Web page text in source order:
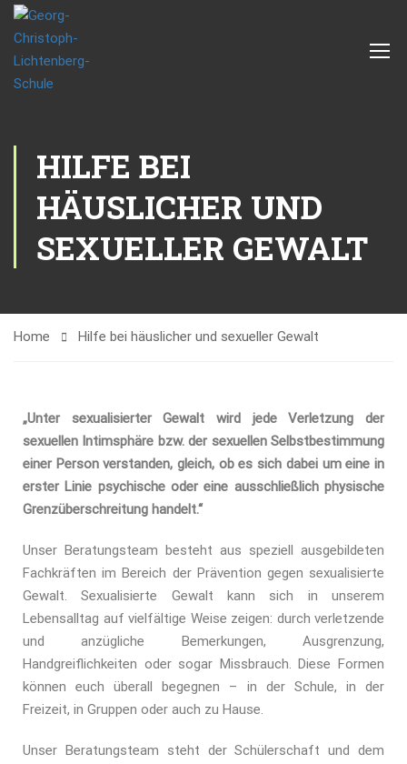
HILFE BEI
HÄUSLICHER UND
SEXUELLER GEWALT
Home Hilfe bei häuslicher und sexueller Gewalt
„Unter sexualisierter Gewalt wird jede Verletzung der
sexuellen Intimsphäre bzw. der sexuellen Selbstbestimmung
einer Person verstanden, gleich, ob es sich dabei um eine in
erster Linie psychische oder eine ausschließlich physische
Grenzüberschreitung handelt.“
Unser Beratungsteam besteht aus speziell ausgebildeten
Fachkräften im Bereich der Prävention gegen sexualisierte
Gewalt. Sexualisierte Gewalt kann sich in unserem
Lebensalltag auf vielfältige Weise zeigen: durch verletzende
und anzügliche Bemerkungen, Ausgrenzung,
Handgreiflichkeiten oder sogar Missbrauch. Diese Formen
können euch überall begegnen – in der Schule, in der
Freizeit, in Gruppen oder auch zu Hause.
Unser Beratungsteam steht der Schülerschaft und dem